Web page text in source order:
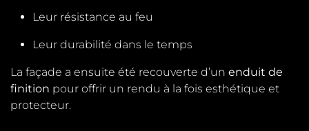
Leur résistance au feu
Leur durabilité dans le temps
La façade a ensuite été recouverte d’un enduit de
finition pour offrir un rendu à la fois esthétique et
protecteur.